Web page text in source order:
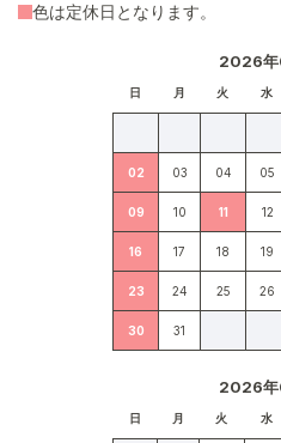
2026年
日 月 火 水
02 03 04 05
09 10 11 12
16 17 18 19
23 24 25 26
30 31
2026年
日 月 火 水
色は定休日となります。